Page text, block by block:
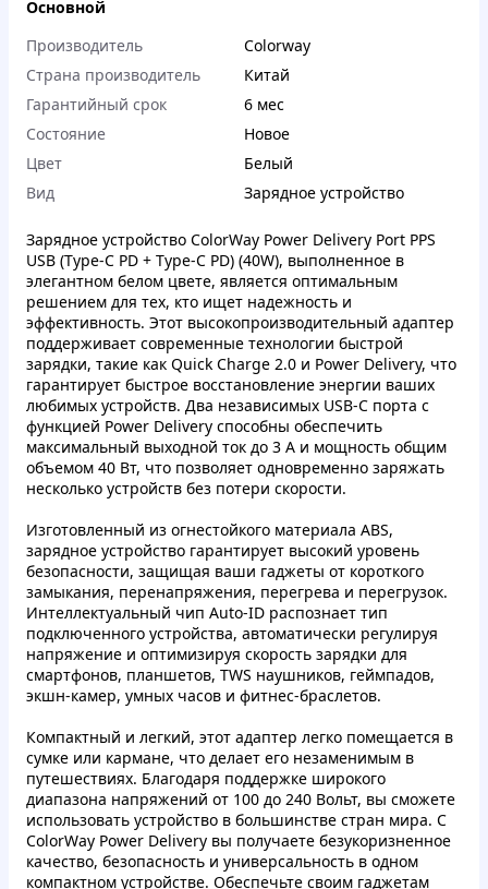
Основной
Производитель
Colorway
Страна производитель
Китай
Гарантийный срок
6 мес
Состояние
Новое
Цвет
Белый
Вид
Зарядное устройство
Зарядное устройство ColorWay Power Delivery Port PPS
USB (Type-C PD + Type-C PD) (40W), выполненное в
элегантном белом цвете, является оптимальным
решением для тех, кто ищет надежность и
эффективность. Этот высокопроизводительный адаптер
поддерживает современные технологии быстрой
зарядки, такие как Quick Charge 2.0 и Power Delivery, что
гарантирует быстрое восстановление энергии ваших
любимых устройств. Два независимых USB-C порта с
функцией Power Delivery способны обеспечить
максимальный выходной ток до 3 А и мощность общим
объемом 40 Вт, что позволяет одновременно заряжать
несколько устройств без потери скорости.
Изготовленный из огнестойкого материала ABS,
зарядное устройство гарантирует высокий уровень
безопасности, защищая ваши гаджеты от короткого
замыкания, перенапряжения, перегрева и перегрузок.
Интеллектуальный чип Auto-ID распознает тип
подключенного устройства, автоматически регулируя
напряжение и оптимизируя скорость зарядки для
смартфонов, планшетов, TWS наушников, геймпадов,
экшн-камер, умных часов и фитнес-браслетов.
Компактный и легкий, этот адаптер легко помещается в
сумке или кармане, что делает его незаменимым в
путешествиях. Благодаря поддержке широкого
диапазона напряжений от 100 до 240 Вольт, вы сможете
использовать устройство в большинстве стран мира. С
ColorWay Power Delivery вы получаете безукоризненное
качество, безопасность и универсальность в одном
компактном устройстве. Обеспечьте своим гаджетам